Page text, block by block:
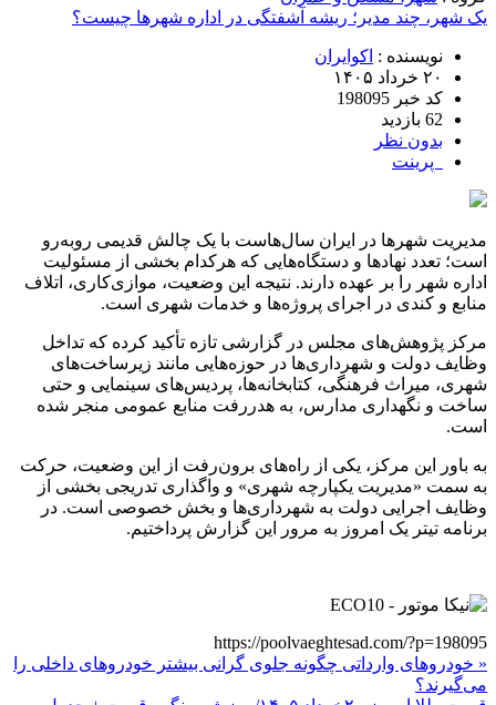
یک شهر، چند مدیر؛ ریشه آشفتگی در اداره شهرها چیست؟
نویسنده : اکوایران
۲۰ خرداد ۱۴۰۵
کد خبر 198095
62 بازدید
بدون نظر
پرینت
مدیریت شهرها در ایران سال‌هاست با یک چالش قدیمی روبه‌رو
است؛ تعدد نهادها و دستگاه‌هایی که هرکدام بخشی از مسئولیت
اداره شهر را بر عهده دارند. نتیجه این وضعیت، موازی‌کاری، اتلاف
منابع و کندی در اجرای پروژه‌ها و خدمات شهری است.
مرکز پژوهش‌های مجلس در گزارشی تازه تأکید کرده که تداخل
وظایف دولت و شهرداری‌ها در حوزه‌هایی مانند زیرساخت‌های
شهری، میراث فرهنگی، کتابخانه‌ها، پردیس‌های سینمایی و حتی
ساخت و نگهداری مدارس، به هدررفت منابع عمومی منجر شده
است.
به باور این مرکز، یکی از راه‌های برون‌رفت از این وضعیت، حرکت
به سمت «مدیریت یکپارچه شهری» و واگذاری تدریجی بخشی از
وظایف اجرایی دولت به شهرداری‌ها و بخش خصوصی است. در
برنامه تیتر یک امروز به مرور این گزارش پرداختیم.
https://poolvaeghtesad.com/?p=198095
« خودروهای وارداتی چگونه جلوی گرانی بیشتر خودروهای داخلی را
می‌گیرند؟